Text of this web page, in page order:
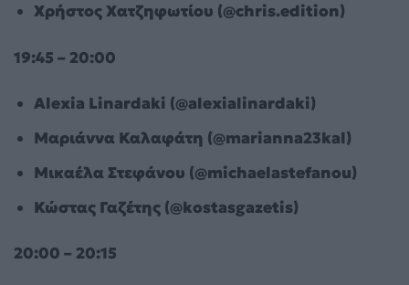
Χρήστος Χατζηφωτίου (@chris.edition)
19:45 – 20:00
Alexia Linardaki (@alexialinardaki)
Μαριάννα Καλαφάτη (@marianna23kal)
Μικαέλα Στεφάνου (@michaelastefanou)
Κώστας Γαζέτης (@kostasgazetis)
20:00 – 20:15